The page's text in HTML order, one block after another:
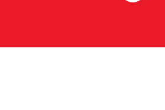
Descarga la